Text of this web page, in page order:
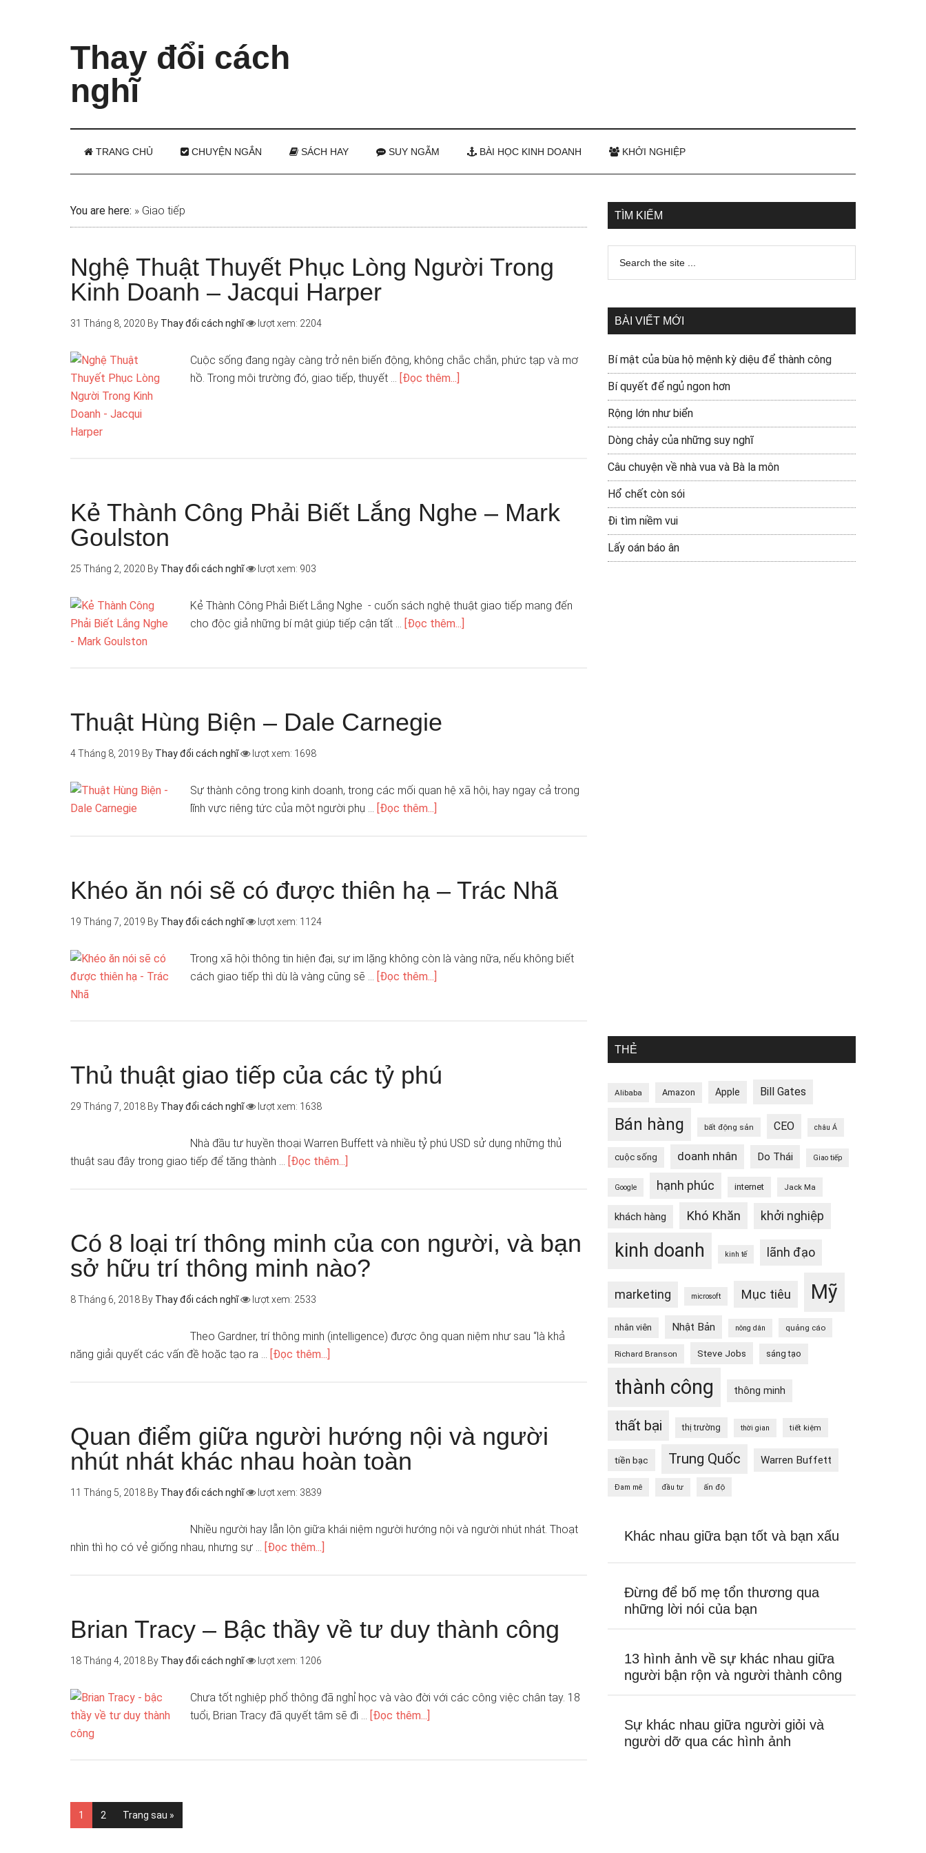
Thay đổi cách
nghĩ
TRANG CHỦ CHUYỆN NGẮN SÁCH HAY SUY NGẪM BÀI HỌC KINH DOANH KHỞI NGHIỆP
You are here: » Giao tiếp
Nghệ Thuật Thuyết Phục Lòng Người Trong
Kinh Doanh – Jacqui Harper
31 Tháng 8, 2020 By Thay đổi cách nghĩ lượt xem: 2204
Cuộc sống đang ngày càng trở nên biến động, không chắc chắn, phức tạp và mơ
hồ. Trong môi trường đó, giao tiếp, thuyết … [Đọc thêm...]
Kẻ Thành Công Phải Biết Lắng Nghe – Mark
Goulston
25 Tháng 2, 2020 By Thay đổi cách nghĩ lượt xem: 903
Kẻ Thành Công Phải Biết Lắng Nghe - cuốn sách nghệ thuật giao tiếp mang đến
cho độc giả những bí mật giúp tiếp cận tất … [Đọc thêm...]
Thuật Hùng Biện – Dale Carnegie
4 Tháng 8, 2019 By Thay đổi cách nghĩ lượt xem: 1698
Sự thành công trong kinh doanh, trong các mối quan hệ xã hội, hay ngay cả trong
lĩnh vực riêng tức của một người phụ … [Đọc thêm...]
Khéo ăn nói sẽ có được thiên hạ – Trác Nhã
19 Tháng 7, 2019 By Thay đổi cách nghĩ lượt xem: 1124
Trong xã hội thông tin hiện đại, sự im lặng không còn là vàng nữa, nếu không biết
cách giao tiếp thì dù là vàng cũng sẽ … [Đọc thêm...]
Thủ thuật giao tiếp của các tỷ phú
29 Tháng 7, 2018 By Thay đổi cách nghĩ lượt xem: 1638
Nhà đầu tư huyền thoại Warren Buffett và nhiều tỷ phú USD sử dụng những thủ
thuật sau đây trong giao tiếp để tăng thành … [Đọc thêm...]
Có 8 loại trí thông minh của con người, và bạn
sở hữu trí thông minh nào?
8 Tháng 6, 2018 By Thay đổi cách nghĩ lượt xem: 2533
Theo Gardner, trí thông minh (intelligence) được ông quan niệm như sau “là khả
năng giải quyết các vấn đề hoặc tạo ra … [Đọc thêm...]
Quan điểm giữa người hướng nội và người
nhút nhát khác nhau hoàn toàn
11 Tháng 5, 2018 By Thay đổi cách nghĩ lượt xem: 3839
Nhiều người hay lẫn lộn giữa khái niệm người hướng nội và người nhút nhát. Thoạt
nhìn thì họ có vẻ giống nhau, nhưng sự … [Đọc thêm...]
Brian Tracy – Bậc thầy về tư duy thành công
18 Tháng 4, 2018 By Thay đổi cách nghĩ lượt xem: 1206
Chưa tốt nghiệp phổ thông đã nghỉ học và vào đời với các công việc chân tay. 18
tuổi, Brian Tracy đã quyết tâm sẽ đi … [Đọc thêm...]
1 2 Trang sau »
TÌM KIẾM
BÀI VIẾT MỚI
Bí mật của bùa hộ mệnh kỳ diệu để thành công
Bí quyết để ngủ ngon hơn
Rộng lớn như biển
Dòng chảy của những suy nghĩ
Câu chuyện về nhà vua và Bà la môn
Hổ chết còn sói
Đi tìm niềm vui
Lấy oán báo ân
THẺ
Alibaba Amazon Apple Bill Gates
Bán hàng bất động sản CEO châu Á
cuộc sống doanh nhân Do Thái Giao tiếp
Google hạnh phúc internet Jack Ma
khách hàng Khó Khăn khởi nghiệp
kinh doanh kinh tế lãnh đạo
marketing microsoft Mục tiêu Mỹ
nhân viên Nhật Bản nông dân quảng cáo
Richard Branson Steve Jobs sáng tạo
thành công thông minh
thất bại thị trường thời gian tiết kiệm
tiền bạc Trung Quốc Warren Buffett
Đam mê đầu tư ấn độ
Khác nhau giữa bạn tốt và bạn xấu
Đừng để bố mẹ tổn thương qua
những lời nói của bạn
13 hình ảnh về sự khác nhau giữa
người bận rộn và người thành công
Sự khác nhau giữa người giỏi và
người dỡ qua các hình ảnh